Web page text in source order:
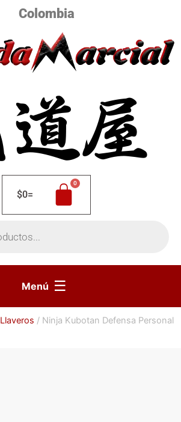
Colombia
$0=
Menú ☰
Llaveros / Ninja Kubotan Defensa Personal